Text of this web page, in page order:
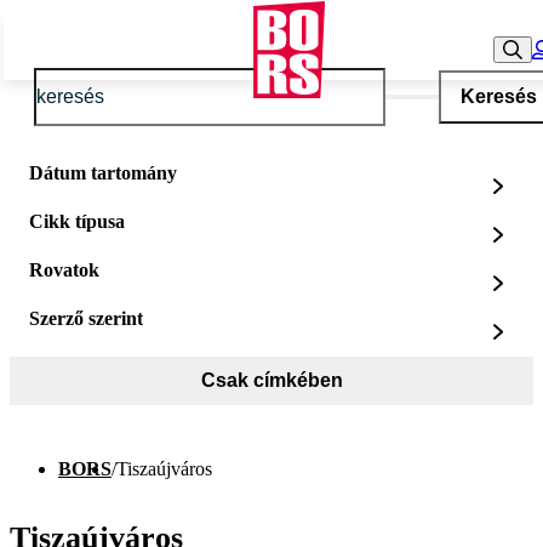
Keresés
Dátum tartomány
Cikk típusa
Rovatok
Szerző szerint
Csak címkében
BORS/Tiszaújváros
Tiszaújváros